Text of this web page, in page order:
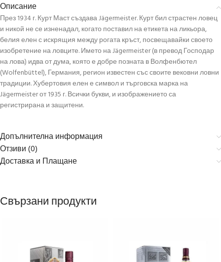
Описание
През 1934 г. Курт Маст създава Jägermeister. Курт бил страстен ловец
и никой не се изненадал, когато поставил на етикета на ликьора,
белия елен с искрящия между рогата кръст, посвещавайки своето
изобретение на ловците. Името на Jägermeister (в превод Господар
на лова) идва от дума, която е добре позната в Волфенбютел
(Wolfenbüttel), Германия, регион известен със своите вековни ловни
традиции. Хубертовия елен е символ и търговска марка на
Jägermeister от 1935 г. Всички букви, и изображението са
регистрирана и защитени.
Допълнителна информация
Отзиви (0)
Доставка и Плащане
Свързани продукти